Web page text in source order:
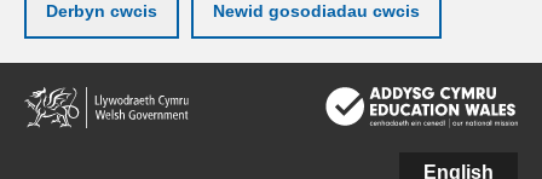
Derbyn cwcis Newid gosodiadau cwcis
Neidio
i'r
prif
English